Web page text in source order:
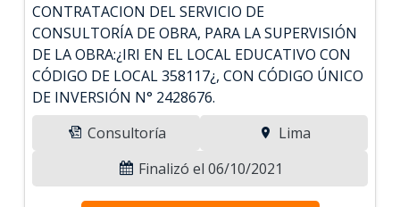
CONTRATACION DEL SERVICIO DE
CONSULTORÍA DE OBRA, PARA LA SUPERVISIÓN
DE LA OBRA:¿IRI EN EL LOCAL EDUCATIVO CON
CÓDIGO DE LOCAL 358117¿, CON CÓDIGO ÚNICO
DE INVERSIÓN N° 2428676.
Consultoría
Lima
Finalizó el 06/10/2021